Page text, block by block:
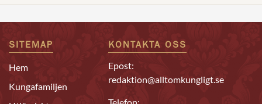
SITEMAP
Hem
Kungafamiljen
KONTAKTA OSS
Epost:
redaktion@alltomkungligt.se